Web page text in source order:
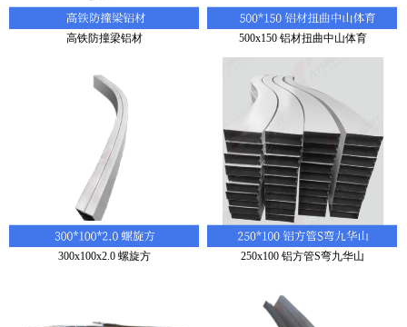
高铁防撞梁铝材 500x150 铝材扭曲中山体育
300x100x2.0 螺旋方 250x100 铝方管S弯九华山